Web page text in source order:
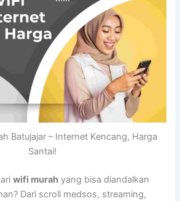
Batujajar – Internet Kencang, Harga
Santai!
wifi murah yang bisa diandalkan
Dari scroll medsos, streaming,